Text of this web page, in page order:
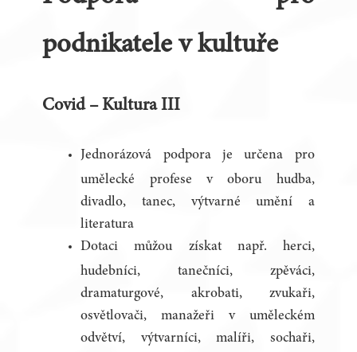
podnikatele v kultuře
Covid – Kultura III
Jednorázová podpora je určena pro
umělecké profese v oboru hudba,
divadlo, tanec, výtvarné umění a
literatura
Dotaci můžou získat např. herci,
hudebníci, tanečníci, zpěváci,
dramaturgové, akrobati, zvukaři,
osvětlovači, manažeři v uměleckém
odvětví, výtvarníci, malíři, sochaři,